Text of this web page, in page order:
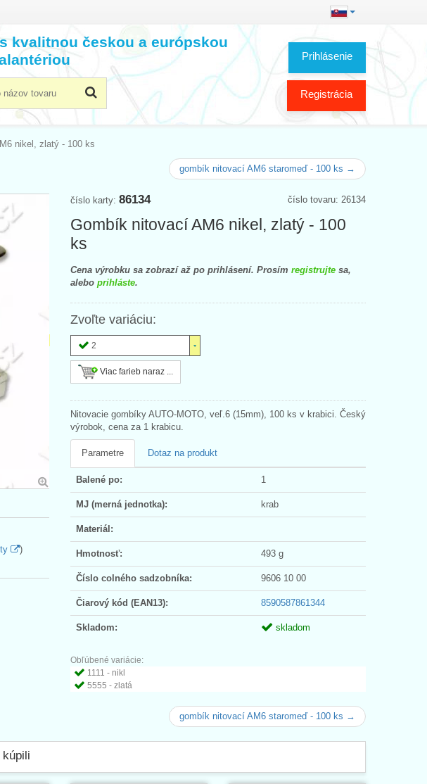
Prihlásenie
Registrácia
kvalitnou českou a európskou
nikel, zlatý - 100 ks
gombík nitovací AM6 staromeď - 100 ks →
číslo tovaru: 26134
číslo karty: 86134
Gombík nitovací AM6 nikel, zlatý - 100
ks
Cena výrobku sa zobrazí až po prihlásení. Prosím registrujte sa,
alebo prihláste.
Zvoľte variáciu:
2
Viac farieb naraz ...
Nitovacie gombíky AUTO-MOTO, veľ.6 (15mm), 100 ks v krabici. Český
výrobok, cena za 1 krabicu.
Parametre Dotaz na produkt
Balené po: 1
MJ (merná jednotka): krab
Materiál:
Hmotnosť: 493 g
Číslo colného sadzobníka: 9606 10 00
Čiarový kód (EAN13): 8590587861344
Skladom: skladom
Obľúbené variácie:
1111 - nikl
5555 - zlatá
)
gombík nitovací AM6 staromeď - 100 ks →